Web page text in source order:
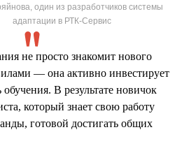
один из разработчиков системы
адаптации в РТК-Сервис
не просто знакомит нового
— она активно инвестирует
В результате новичок
который знает свою работу
готовой достигать общих